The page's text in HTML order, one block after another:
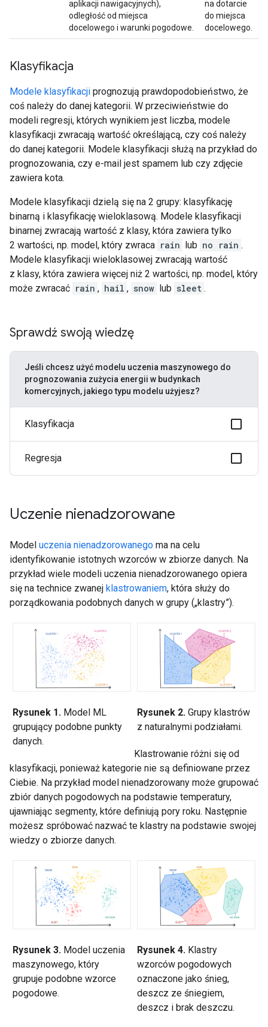
aplikacji nawigacyjnych),
odległość od miejsca
docelowego i warunki pogodowe.
na dotarcie
do miejsca
docelowego.
Klasyfikacja
Modele klasyfikacji prognozują prawdopodobieństwo, że
coś należy do danej kategorii. W przeciwieństwie do
modeli regresji, których wynikiem jest liczba, modele
klasyfikacji zwracają wartość określającą, czy coś należy
do danej kategorii. Modele klasyfikacji służą na przykład do
prognozowania, czy e-mail jest spamem lub czy zdjęcie
zawiera kota.
Modele klasyfikacji dzielą się na 2 grupy: klasyfikację
binarną i klasyfikację wieloklasową. Modele klasyfikacji
binarnej zwracają wartość z klasy, która zawiera tylko
2 wartości, np. model, który zwraca rain lub no rain .
Modele klasyfikacji wieloklasowej zwracają wartość
z klasy, która zawiera więcej niż 2 wartości, np. model, który
może zwracać rain , hail , snow lub sleet .
Sprawdź swoją wiedzę
Jeśli chcesz użyć modelu uczenia maszynowego do
prognozowania zużycia energii w budynkach
komercyjnych, jakiego typu modelu użyjesz?
Klasyfikacja
Regresja
Uczenie nienadzorowane
Model uczenia nienadzorowanego ma na celu
identyfikowanie istotnych wzorców w zbiorze danych. Na
przykład wiele modeli uczenia nienadzorowanego opiera
się na technice zwanej klastrowaniem, która służy do
porządkowania podobnych danych w grupy („klastry”).
Rysunek 1. Model ML
grupujący podobne punkty
danych.
Rysunek 2. Grupy klastrów
z naturalnymi podziałami.
Klastrowanie różni się od
klasyfikacji, ponieważ kategorie nie są definiowane przez
Ciebie. Na przykład model nienadzorowany może grupować
zbiór danych pogodowych na podstawie temperatury,
ujawniając segmenty, które definiują pory roku. Następnie
możesz spróbować nazwać te klastry na podstawie swojej
wiedzy o zbiorze danych.
Rysunek 3. Model uczenia
maszynowego, który
grupuje podobne wzorce
pogodowe.
Rysunek 4. Klastry
wzorców pogodowych
oznaczone jako śnieg,
deszcz ze śniegiem,
deszcz i brak deszczu.